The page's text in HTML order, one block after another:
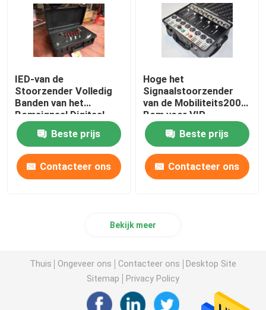
IED-van de
Stoorzender Volledig
Banden van het
Bomsignaal Digitaal
Gemengd het Lawaai
Blokkerend Systeem
20-500mhz
Beste prijs
Contacteer ons
Hoge het
Signaalstoorzender
van de Mobiliteits200w
Bom voor VIP
Bescherming en Anti -
Verschrikking
Beste prijs
Contacteer ons
Bekijk meer
Thuis Ongeveer ons Contacteer ons
Desktop Site
Sitemap
Privacy Policy